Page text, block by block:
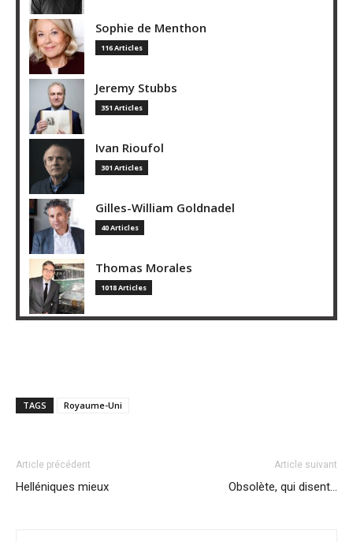
Sophie de Menthon
116 Articles
Jeremy Stubbs
351 Articles
Ivan Rioufol
301 Articles
Gilles-William Goldnadel
40 Articles
Thomas Morales
1018 Articles
TAGS Royaume-Uni
Article précédent
Helléniques mieux
Article suivant
Obsolète, qui disent…